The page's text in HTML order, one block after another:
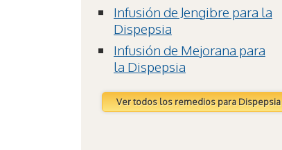
Infusión de Jengibre para la
Dispepsia
Infusión de Mejorana para
la Dispepsia
Ver todos los remedios para Dispepsia